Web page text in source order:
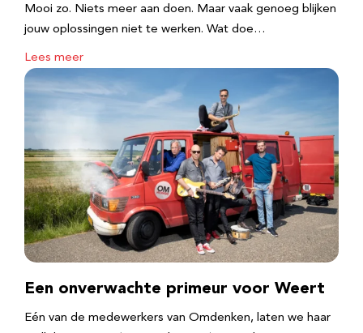
Mooi zo. Niets meer aan doen. Maar vaak genoeg blijken
jouw oplossingen niet te werken. Wat doe…
Lees meer
Een onverwachte primeur voor Weert
Eén van de medewerkers van Omdenken, laten we haar